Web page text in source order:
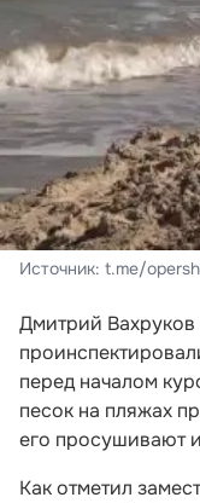
Источник: t.me/
Дмитрий Вахруков
перед началом
песок на пляжах
его просушивают
Как отметил